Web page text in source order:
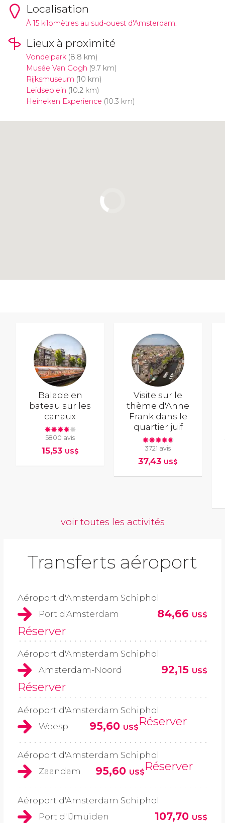
Localisation
À 15 kilomètres au sud-ouest d'Amsterdam.
Lieux à proximité
Vondelpark(8.8 km)
Musée Van Gogh (9.7 km)
Rijksmuseum (10 km)
Leidseplein (10.2 km)
Heineken Experience (10.3 km)
Balade en
bateau sur les
canaux
5800 avis
15,53 US$
Visite sur le
thème d'Anne
Frank dans le
quartier juif
3721 avis
37,43 US$
voir toutes les activités
Transferts aéroport
Aéroport d'Amsterdam Schiphol
Port d'Amsterdam
84,66 US$
Réserver
Aéroport d'Amsterdam Schiphol
Amsterdam-Noord
92,15 US$
Réserver
Aéroport d'Amsterdam Schiphol
Weesp
95,60 US$Réserver
Aéroport d'Amsterdam Schiphol
Zaandam
95,60 US$Réserver
Aéroport d'Amsterdam Schiphol
Port d'IJmuiden
107,70 US$